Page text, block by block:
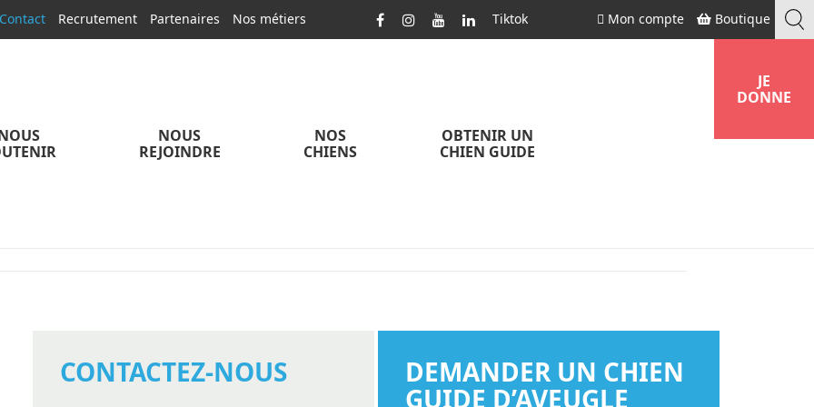
Contact Recrutement Partenaires Nos métiers Tiktok Mon compte Boutique
NOUS
REJOINDRE
NOS
CHIENS
OBTENIR UN
CHIEN GUIDE
JE
DONNE
CONTACTEZ-NOUS DEMANDER UN CHIEN
GUIDE D’AVEUGLE